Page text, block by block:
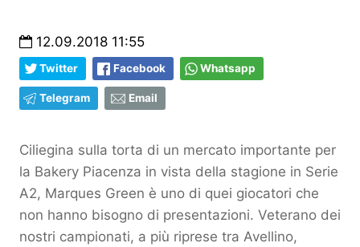
12.09.2018 11:55
Twitter Facebook Whatsapp
Telegram Email
Ciliegina sulla torta di un mercato importante per
la Bakery Piacenza in vista della stagione in Serie
A2, Marques Green è uno di quei giocatori che
non hanno bisogno di presentazioni. Veterano dei
nostri campionati, a più riprese tra Avellino,